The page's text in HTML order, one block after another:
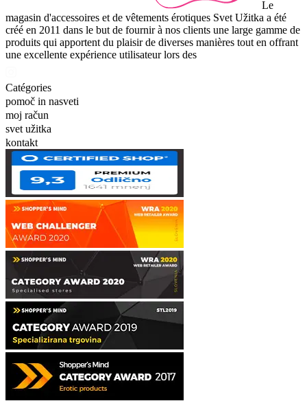
Le
magasin d'accessoires et de vêtements érotiques Svet Užitka a été
créé en 2011 dans le but de fournir à nos clients une large gamme de
produits qui apportent du plaisir de diverses manières tout en offrant
une excellente expérience utilisateur lors des
Catégories
pomoč in nasveti
moj račun
svet užitka
kontakt